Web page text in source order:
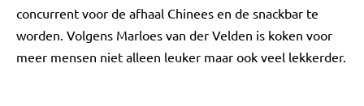
concurrent voor de afhaal Chinees en de snackbar te
worden. Volgens Marloes van der Velden is koken voor
meer mensen niet alleen leuker maar ook veel lekkerder.